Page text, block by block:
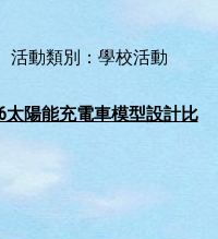
活動類別：學校活動
太陽能充電車模型設計比